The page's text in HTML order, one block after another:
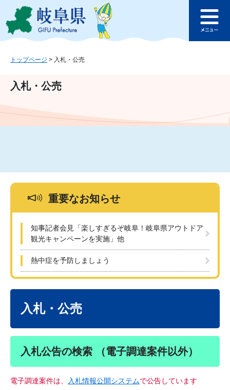
ジ
ュ
文
このページの本文へ
ュ
トップページ > 入札・公売
入札・公売
重要なお知らせ
知事記者会見「楽しすぎるぞ岐阜！岐阜県アウトドア
観光キャンペーンを実施」他
熱中症を予防しましょう
入札・公売
入札公告の検索 （電子調達案件以外）
電子調達案件は、 入札情報公開システムで公告しています